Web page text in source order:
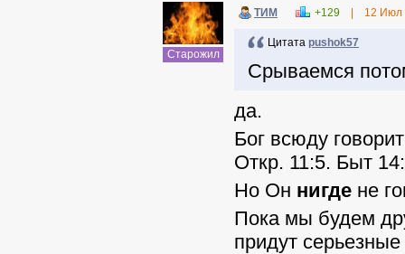
Старожил
ТИМ +129 12 Июл
Цитата pushok57
Срываемся
да.
Бог всюду
Откр. 11:5. Быт
Но Он нигде не
Пока мы будем
придут